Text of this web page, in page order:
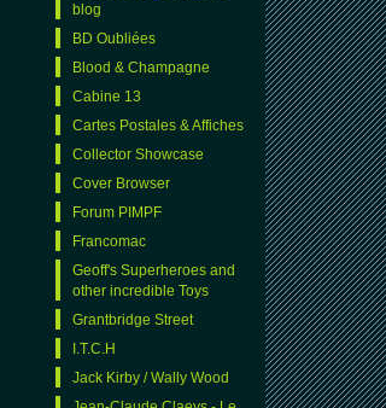
blog
BD Oubliées
Blood & Champagne
Cabine 13
Cartes Postales & Affiches
Collector Showcase
Cover Browser
Forum PIMPF
Francomac
Geoff's Superheroes and
other incredible Toys
Grantbridge Street
I.T.C.H
Jack Kirby / Wally Wood